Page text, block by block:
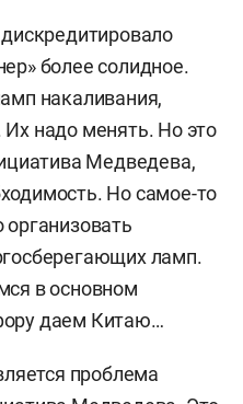
более солидное.
накаливания,
надо менять. Но это
Медведева,
Но самое-то
ламп.
в основном
даем Китаю…
проблема